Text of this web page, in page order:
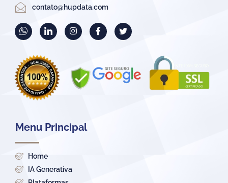
contato@hupdata.com
Menu Principal
Home
IA Generativa